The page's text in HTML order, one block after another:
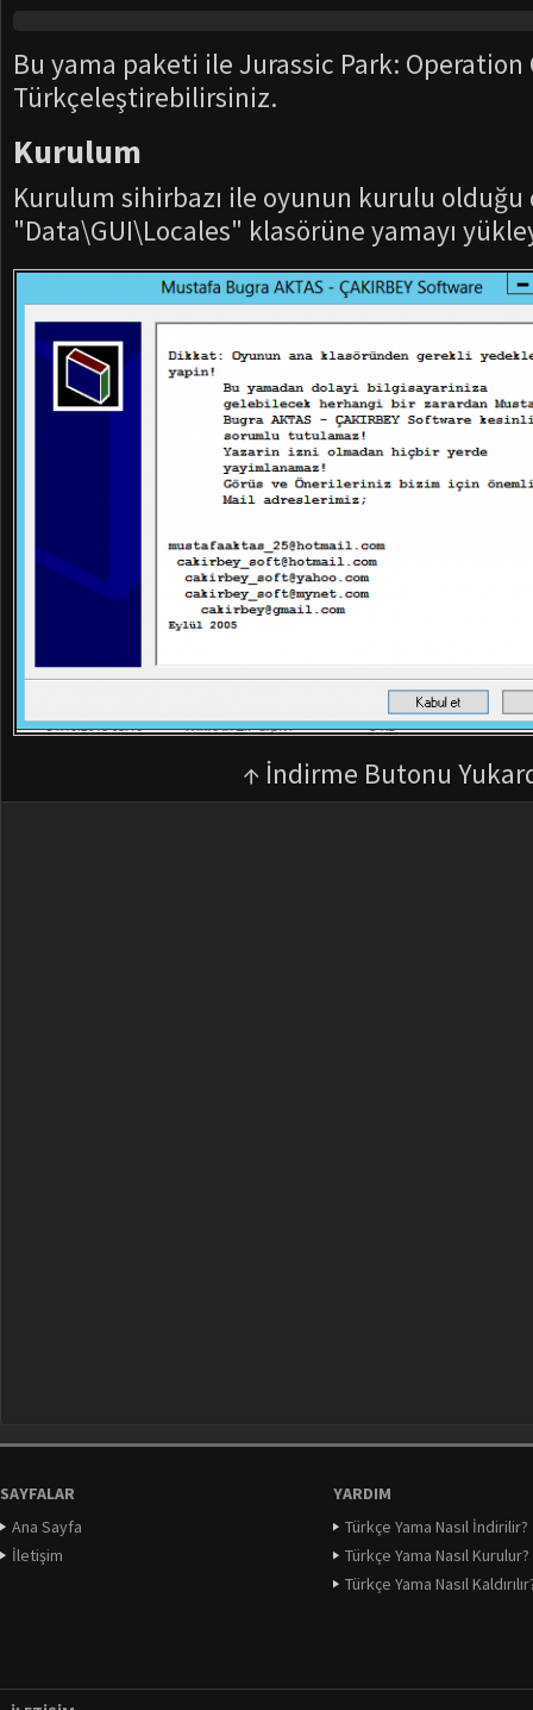
Bu yama paketi ile Jurassic Park: Operation
Türkçeleştirebilirsiniz.
Kurulum
Kurulum sihirbazı ile oyunun kurulu
"Data\GUI\Locales" klasörüne yamayı
↑ İndirme Butonu
SAYFALAR
Ana Sayfa
İletişim
YARDIM
Türkçe Yama Nasıl İndirilir?
Türkçe Yama Nasıl Kurulur?
Türkçe Yama Nasıl